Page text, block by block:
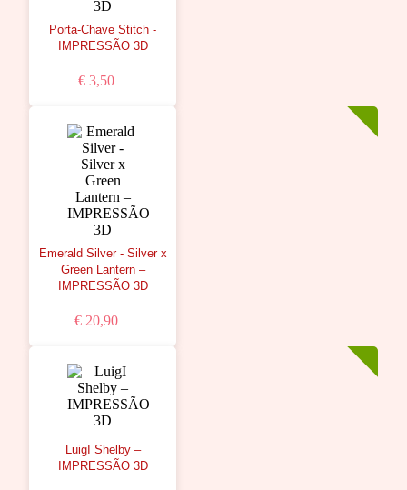
Porta-Chave Stitch -
IMPRESSÃO 3D
€ 3,50
Emerald Silver - Silver x
Green Lantern –
IMPRESSÃO 3D
€ 20,90
LuigI Shelby –
IMPRESSÃO 3D